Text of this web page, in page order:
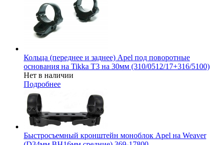
Кольца (переднее и заднее) Apel под поворотные
основания на Tikka T3 на 30мм (310/0512/17+316/5100)
Нет в наличии
Подробнее
Быстросъемный кронштейн моноблок Apel на Weaver